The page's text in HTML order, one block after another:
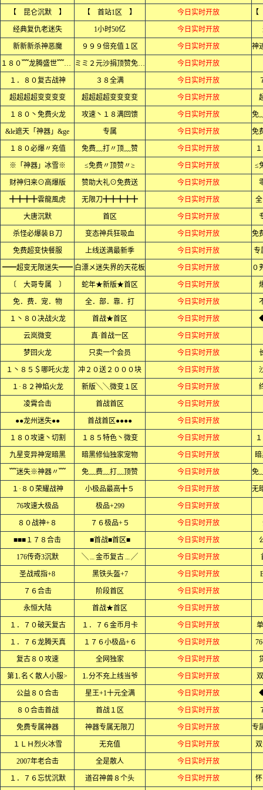
【 昆仑沉默 】 【 首站1区 】 今日实时开放
经典复仇老迷失 1小时50亿 今日实时开放
新新新杀神恶魔 ９９９倍充值１区 今日实时开放
１８０﹌龙腾盛世﹌火龙﹌ ミミ２元沙捐顶赞免费ミミ 今日实时开放
１．８０复古战神 ３８全满 今日实时开放
超超超超变变变变 超超超超变变变变 今日实时开放
１８０丶免费火龙 攻速丶１８满回馈 今日实时开放
&le遮天「神器」&ge 专属 今日实时开放
１８０必爆〃充值 免费﹏打〃顶﹏赞 今日实时开放
※「神器」冰雪※ ≤免费〃顶赞〃≥ 今日实时开放 ≤
财神归来⊙高爆版 赞助大礼⊙免费送 今日实时开放
╋╋╋╋雲龍風虎 无限刀╋╋╋╋╋ 今日实时开放
大唐沉默 首区 今日实时开放
杀怪必爆装Ｂ刀 变态神兵狂吸血 今日实时开放
免费超变快餐服 上线送满最新季 今日实时开放 专
━━超变无限迷失━━ 白漂メ迷失界的天花板 今日实时开放
〔 大哥专属 〕 蛇年★新版★首区 今日实时开放
免．费．宠．物 全．部．靠．打 今日实时开放
１丶８０决战火龙 首战★首区 今日实时开放
云岚微变 真·首战一区 今日实时开放
梦回火龙 只卖一个会员 今日实时开放
１丶８５＄哪吒火龙 冲２０送２０００块 今日实时开放
１·８２神焰火龙 新版╲╲微变１区 今日实时开放
凌霄合击 首战首区 今日实时开放
●●龙州迷失●● 首战首区●●●● 今日实时开放
１８０攻速丶切割 １８５特色丶微变 今日实时开放
九星变异神宠暗黑 暗黑修仙独家宠物 今日实时开放
﹌迷失※神器〃﹌ 免﹏费﹏打﹏顶赞 今日实时开放
１·８０荣耀战神 小极品最高╋５ 今日实时开放
76攻速大极品 极品+299 今日实时开放
８０战神+８ ７６极品+５ 今日实时开放
■■■１７８合击 ■首战■首区■ 今日实时开放
176传奇3沉默 ╲﹍金币复古﹍╱ 今日实时开放
圣战戒指+8 黑铁头盔+7 今日实时开放
７６合击 阶段首区 今日实时开放
永恒大陆 首战★首区 今日实时开放
１．７０破天复古 １．７６金币月卡 今日实时开放
１．７６龙腾天真 １７６小极品+６ 今日实时开放
复古８０攻速 全网独家 今日实时开放
第⒈名く散人小服> ⒈分不充上线当爷 今日实时开放
公益８０合击 星王+1十元全满 今日实时开放
８０合击首战 首战１区 今日实时开放
免费专属神器 神器专属无限刀 今日实时开放
１ＬＨ烈火冰雪 无充值 今日实时开放
2007年老合击 全是散人 今日实时开放
１．７６忘忧沉默 道召神兽８个头 今日实时开放